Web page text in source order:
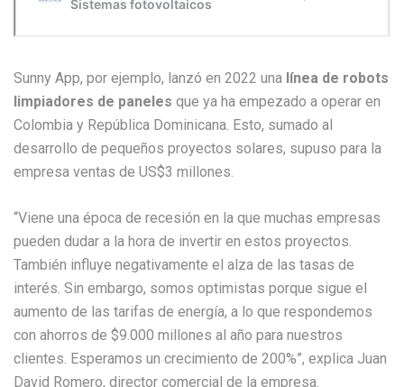
Sunny App, por ejemplo, lanzó en 2022 una línea de robots
limpiadores de paneles que ya ha empezado a operar en
Colombia y República Dominicana. Esto, sumado al
desarrollo de pequeños proyectos solares, supuso para la
empresa ventas de US$3 millones.
“Viene una época de recesión en la que muchas empresas
pueden dudar a la hora de invertir en estos proyectos.
También influye negativamente el alza de las tasas de
interés. Sin embargo, somos optimistas porque sigue el
aumento de las tarifas de energía, a lo que respondemos
con ahorros de $9.000 millones al año para nuestros
clientes. Esperamos un crecimiento de 200%”, explica Juan
David Romero, director comercial de la empresa.